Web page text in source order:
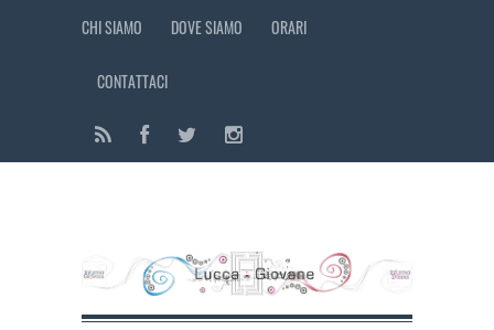
CHI SIAMO DOVE SIAMO ORARI
CONTATTACI